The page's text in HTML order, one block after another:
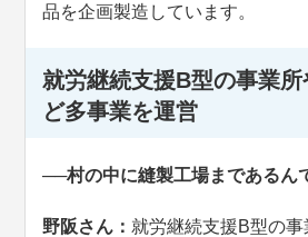
品を企画製造しています。
就労継続支援B型の事業
ど多事業を運営
──村の中に縫製工場まであるん
野阪さん： 就労継続支援B型の